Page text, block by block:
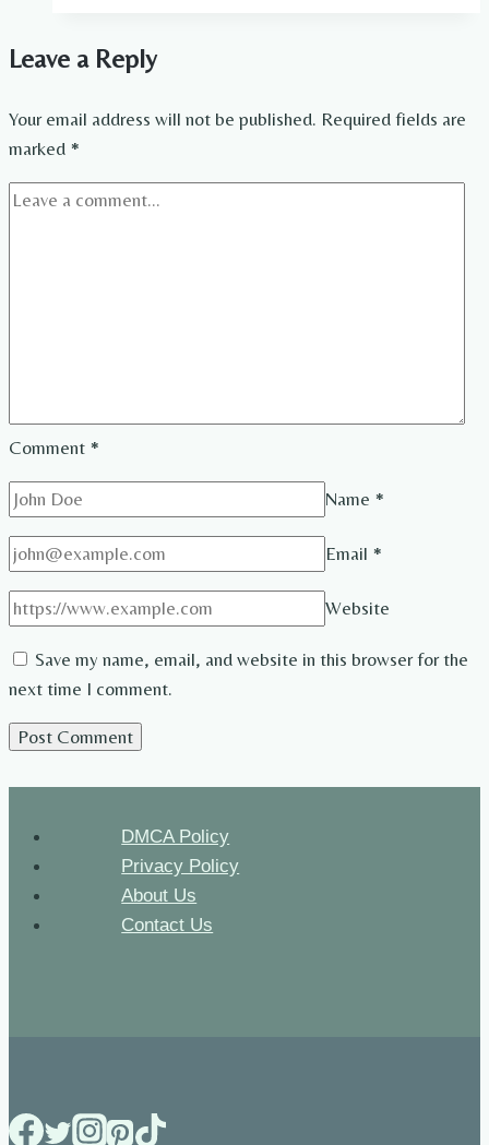
Leave a Reply
Your email address will not be published. Required fields are
marked *
Comment *
Name *
Email *
Website
Save my name, email, and website in this browser for the
next time I comment.
DMCA Policy
Privacy Policy
About Us
Contact Us